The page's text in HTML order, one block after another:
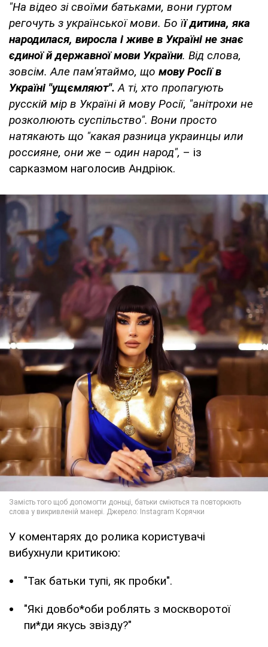
"На відео зі своїми батьками, вони гуртом
регочуть з української мови. Бо її дитина, яка
народилася, виросла і живе в Україні не знає
єдиної й державної мови України. Від слова,
зовсім. Але пам'ятаймо, що мову Росії в
Україні "ущємляют". А ті, хто пропагують
русскій мір в Україні й мову Росії, "анітрохи не
розколюють суспільство". Вони просто
натякають що "какая разница украинцы или
россияне, они же – один народ", – із
сарказмом наголосив Андріюк.
У коментарях до ролика користувачі
вибухнули критикою:
"Так батьки тупі, як пробки".
"Які довбо*оби роблять з москворотої
пи*ди якусь звізду?"